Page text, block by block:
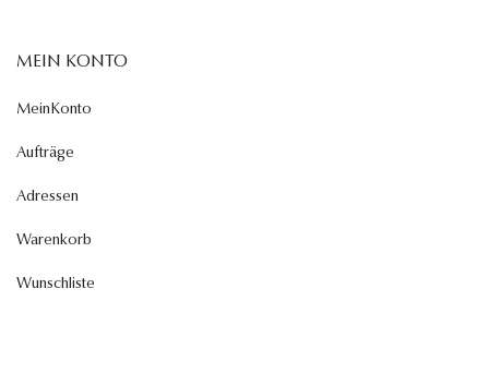
MEIN KONTO
MeinKonto
Aufträge
Adressen
Warenkorb
Wunschliste